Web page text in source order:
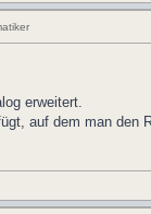
erweitert.
auf dem man